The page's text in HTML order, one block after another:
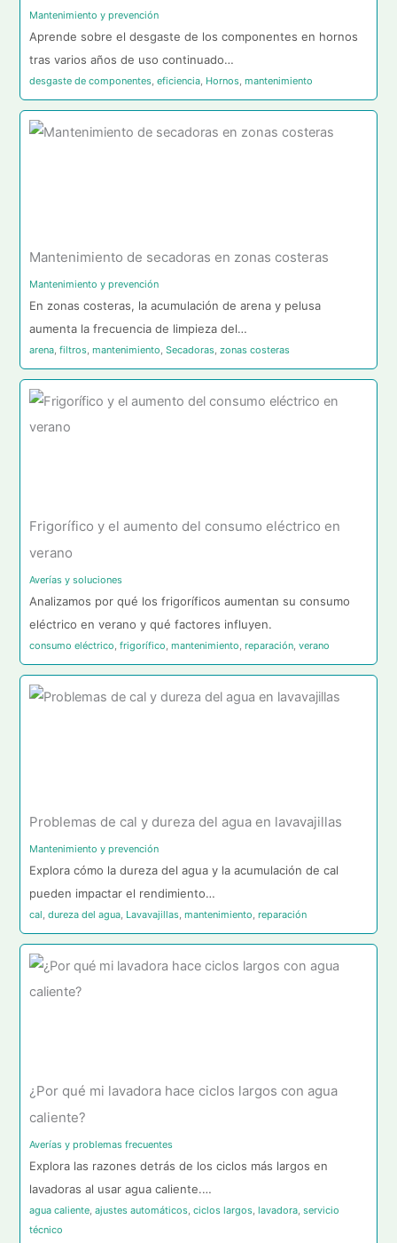
Mantenimiento y prevención
Aprende sobre el desgaste de los componentes en hornos
tras varios años de uso continuado…
desgaste de componentes,eficiencia, Hornos,mantenimiento
Mantenimiento de secadoras en zonas costeras
Mantenimiento y prevención
En zonas costeras, la acumulación de arena y pelusa
aumenta la frecuencia de limpieza del…
arena,filtros,mantenimiento,Secadoras,zonas costeras
Frigorífico y el aumento del consumo eléctrico en
verano
Averías y soluciones
Analizamos por qué los frigoríficos aumentan su consumo
eléctrico en verano y qué factores influyen.
consumo eléctrico,frigorífico,mantenimiento,reparación,verano
Problemas de cal y dureza del agua en lavavajillas
Mantenimiento y prevención
Explora cómo la dureza del agua y la acumulación de cal
pueden impactar el rendimiento…
cal ,dureza del agua Lavavajillas ,mantenimiento ,reparación
¿Por qué mi lavadora hace ciclos largos con agua
caliente?
Averías y problemas frecuentes
Explora las razones detrás de los ciclos más largos en
lavadoras al usar agua caliente.…
agua caliente ,ajustes automáticos ,ciclos largos ,lavadora ,servicio
técnico